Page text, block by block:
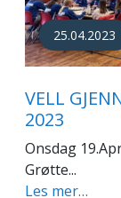
25.04.2023
VELL
2023
Onsdag
Grøtte...
Les mer…